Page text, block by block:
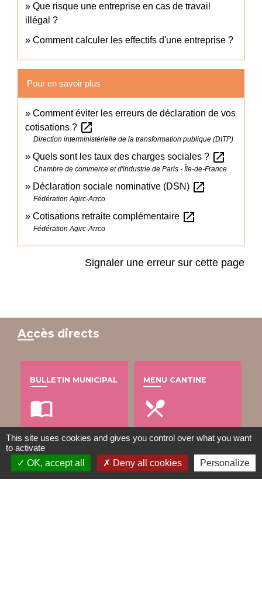
Que risque une entreprise en cas de travail
illégal ?
Comment calculer les effectifs d'une entreprise ?
Pour en savoir plus
Comment éviter les erreurs de déclaration de vos
cotisations ? open_in_new
Direction interministérielle de la transformation publique (DITP)
Quels sont les taux des charges sociales ? open_in_new
Chambre de commerce et d'industrie de Paris - Île-de-France
Déclaration sociale nominative (DSN) open_in_new
Fédération Agirc-Arrco
Cotisations retraite complémentaire open_in_new
Fédération Agirc-Arrco
Signaler une erreur sur cette page
Accès directs
BULLETIN MUNICIPAL
import_contacts
MENU CANTINE
local_dining
TRAVAUX EN COURS VOS DÉMARCHES
This site uses cookies and gives you control over what you want
to activate
OK, accept all
Deny all cookies Personalize